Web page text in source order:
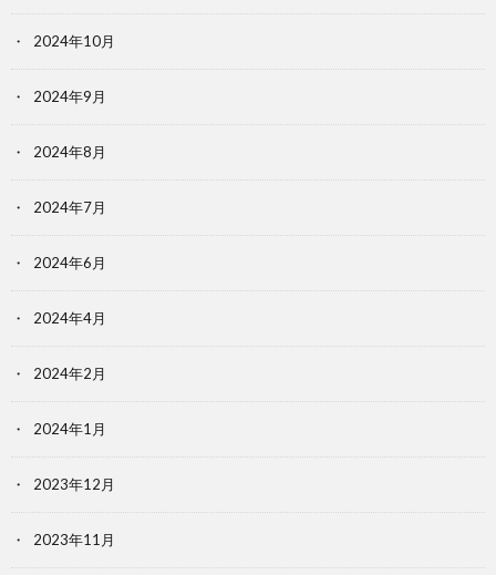
2024年10月
2024年9月
2024年8月
2024年7月
2024年6月
2024年4月
2024年2月
2024年1月
2023年12月
2023年11月